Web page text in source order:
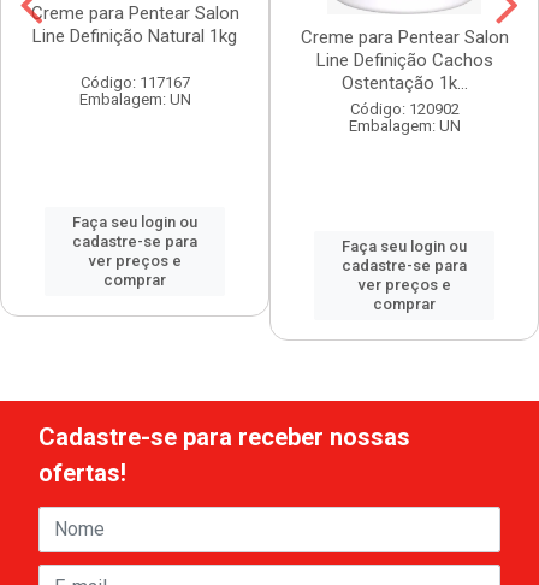
Creme para Pentear Salon
Line Definição Natural 1kg
Código: 117167
Embalagem: UN
Faça seu login ou
cadastre-se para
ver preços e
comprar
Creme para Pentear Salon
Line Definição Cachos
Ostentação 1k...
Código: 120902
Embalagem: UN
Faça seu login ou
cadastre-se para
ver preços e
comprar
Cadastre-se para receber nossas
ofertas!